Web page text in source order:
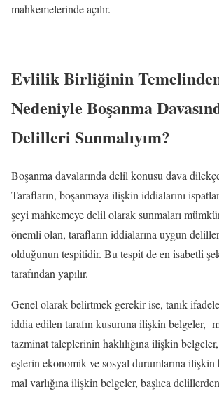
mahkemelerinde açılır.
Evlilik Birliğinin Temelinden
Nedeniyle Boşanma
Delilleri Sunmalıyım?
Boşanma davalarında delil konusu dava
Tarafların, boşanmaya ilişkin iddialarını
şeyi mahkemeye delil olarak sunmaları
önemli olan, tarafların iddialarına uygun
olduğunun tespitidir. Bu tespit de en isabetli
tarafından yapılır.
Genel olarak belirtmek gerekir ise, tanık
iddia edilen tarafın kusuruna ilişkin belgeler,
tazminat taleplerinin haklılığına ilişkin
eşlerin ekonomik ve sosyal durumlarına ilişkin
mal varlığına ilişkin belgeler, başlıca